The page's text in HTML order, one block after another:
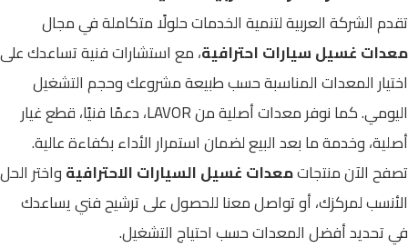
تقدم الشركة العربية لتنمية الخدمات حلولًا متكاملة في مجال
معدات غسيل سيارات احترافية، مع استشارات فنية تساعدك على
اختيار المعدات المناسبة حسب طبيعة مشروعك وحجم التشغيل
اليومي. كما نوفر معدات أصلية من LAVOR، دعمًا فنيًا، قطع غيار
أصلية، وخدمة ما بعد البيع لضمان استمرار الأداء بكفاءة عالية.
تصفح الآن منتجاتمعدات غسيل السيارات الاحترافيةواختر الحل
الأنسب لمركزك، أو تواصل معنا للحصول على ترشيح فني يساعدك
في تحديد أفضل المعدات حسب احتياج التشغيل.